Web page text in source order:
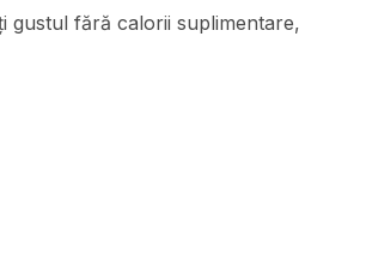
gustul fără calorii suplimentare,